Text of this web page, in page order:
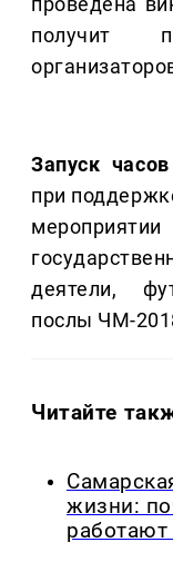
получит
Запуск
при
деятели,
послы ЧМ-
Читайте
жизни: